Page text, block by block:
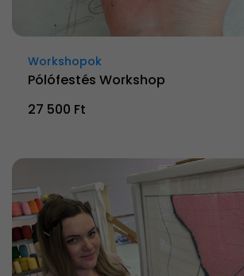
Workshopok
Pólófestés Workshop
27 500 Ft